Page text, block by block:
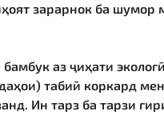
зарарнок ба
аз ҷиҳати
табиӣ коркард
Ин тарз ба тарзи